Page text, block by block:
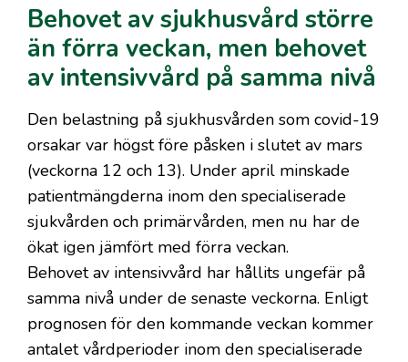
Behovet av sjukhusvård större
än förra veckan, men behovet
av intensivvård på samma nivå
Den belastning på sjukhusvården som covid-19
orsakar var högst före påsken i slutet av mars
(veckorna 12 och 13). Under april minskade
patientmängderna inom den specialiserade
sjukvården och primärvården, men nu har de
ökat igen jämfört med förra veckan.
Behovet av intensivvård har hållits ungefär på
samma nivå under de senaste veckorna. Enligt
prognosen för den kommande veckan kommer
antalet vårdperioder inom den specialiserade